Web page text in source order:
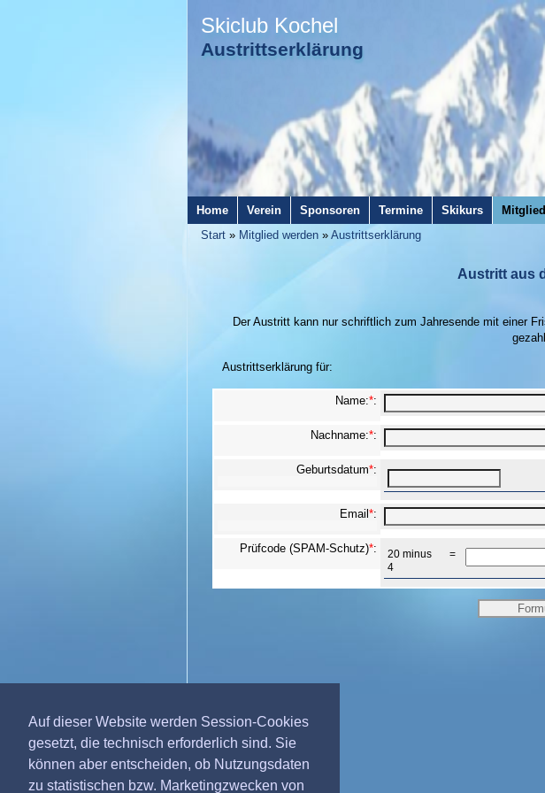
Auf dieser Website werden Session-Cookies
gesetzt, die technisch erforderlich sind. Sie
können aber entscheiden, ob Nutzungsdaten
zu statistischen bzw. Marketingzwecken von
Skiclub Kochel
Austrittserklärung
Home Verein Sponsoren Termine Skikurs
Start » Mitglied werden » Austrittserklärung
Austritt aus
Der Austritt kann nur schriftlich zum Jahresende mit einer
Austrittserklärung für:
Name:*:
Nachname:*:
Geburtsdatum*:
Email*:
Prüfcode (SPAM-Schutz)*:
20 minus
4
=